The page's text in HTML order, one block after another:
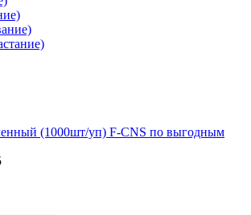
(1000шт/уп) F-CNS по выгодным